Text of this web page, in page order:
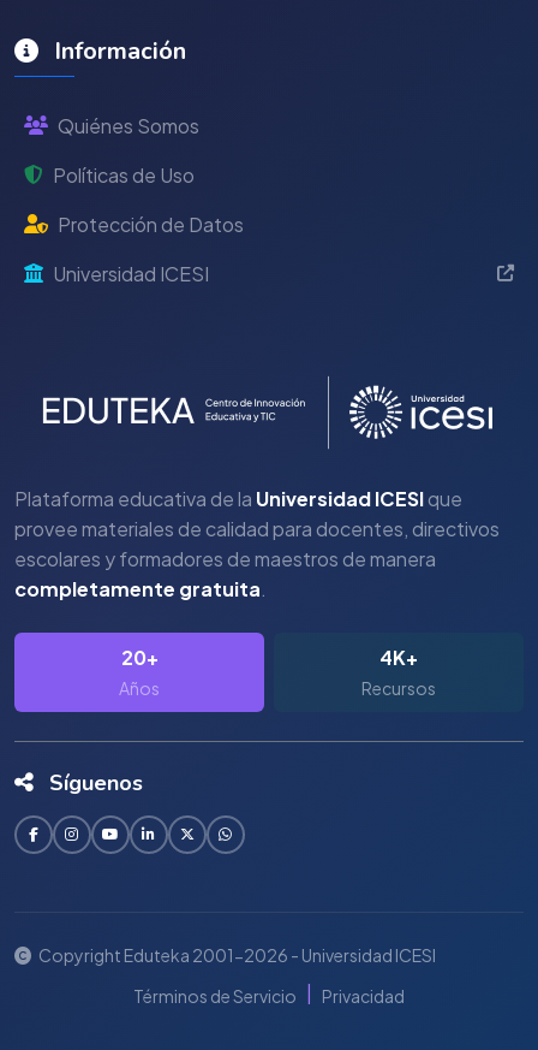
Información
Quiénes Somos
Políticas de Uso
Protección de Datos
Universidad ICESI
Plataforma educativa de la Universidad ICESIque
provee materiales de calidad para docentes, directivos
escolares y formadores de maestros de manera
completamente gratuita.
20+
Años
4K+
Recursos
Síguenos
Copyright Eduteka 2001-2026 - Universidad ICESI
Términos de Servicio
Privacidad